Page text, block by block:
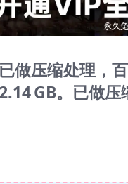
做压缩处理，
GB。已做